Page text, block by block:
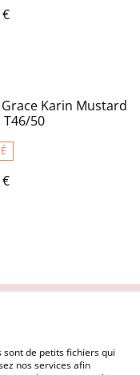
Karin Mustard
T46/50
Cookies
sont de petits fichiers qui
nos services afin